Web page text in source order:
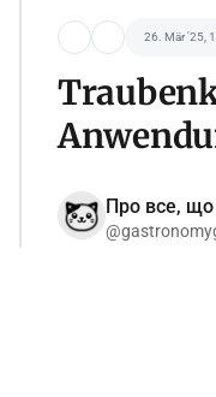
26. Mär '25,
Про все,